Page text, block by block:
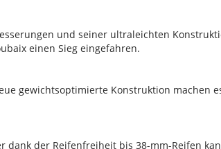
und seiner ultraleichten
einen Sieg eingefahren.
gewichtsoptimierte Konstruktion machen
der Reifenfreiheit bis 38-mm-Reifen